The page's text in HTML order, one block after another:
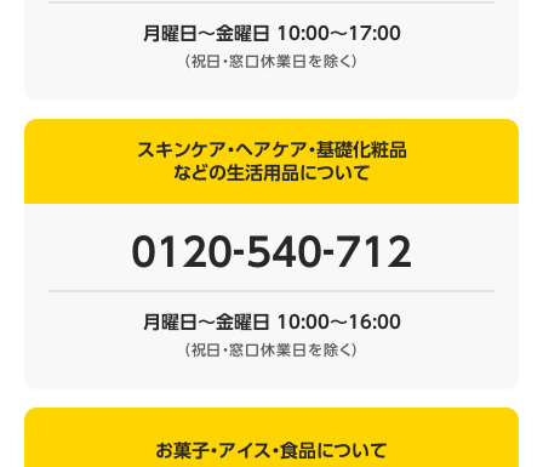
月曜日～金曜日 10:00～17:00
（祝日・窓口休業日を除く）
スキンケア・ヘアケア・基礎化粧品
などの生活用品について
0120‐540‐712
月曜日～金曜日 10:00～16:00
（祝日・窓口休業日を除く）
お菓子・アイス・食品について